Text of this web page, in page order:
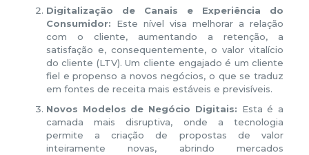
Digitalização de Canais e Experiência do
Consumidor: Este nível visa melhorar a relação
com o cliente, aumentando a retenção, a
satisfação e, consequentemente, o valor vitalício
do cliente (LTV). Um cliente engajado é um cliente
fiel e propenso a novos negócios, o que se traduz
em fontes de receita mais estáveis e previsíveis.
Novos Modelos de Negócio Digitais: Esta é a
camada mais disruptiva, onde a tecnologia
permite a criação de propostas de valor
inteiramente novas, abrindo mercados